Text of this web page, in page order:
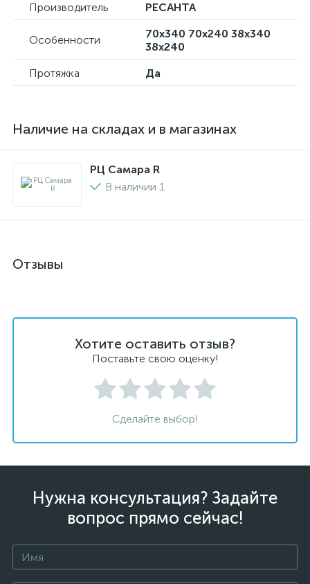
Производитель
РЕСАНТА
Особенности
70х340 70х240 38х340
38х240
Протяжка
Да
Наличие на складах и в магазинах
РЦ Самара R
В наличии 1
Отзывы
Хотите оставить отзыв?
Поставьте свою оценку!
Сделайте выбор!
Нужна консультация? Задайте
вопрос прямо сейчас!